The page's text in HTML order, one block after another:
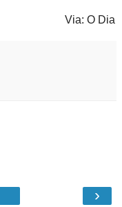
Via: O Dia
›